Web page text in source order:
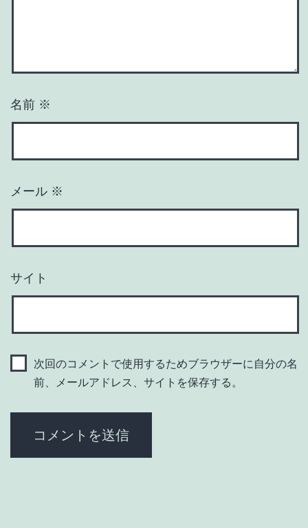
名前 ※
メール ※
サイト
次回のコメントで使用するためブラウザーに自分の名
前、メールアドレス、サイトを保存する。